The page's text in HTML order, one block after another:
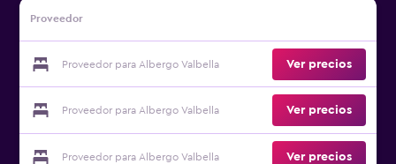
Proveedor
Proveedor para Albergo Valbella Ver precios
Proveedor para Albergo Valbella Ver precios
Proveedor para Albergo Valbella Ver precios